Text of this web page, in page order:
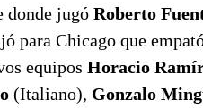
donde jugó Roberto
para Chicago que
equipos Horacio
(Italiano), Gonzalo